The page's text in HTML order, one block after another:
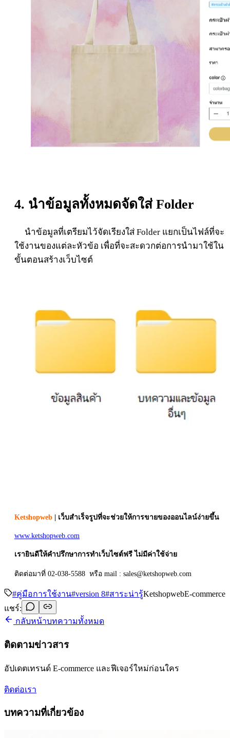
4. นำข้อมูลทั้งหมดจัดใส่ Folder
นำข้อมูลที่เตรียมไว้จัดเรียงใส่ Folder แยกเป็นไฟล์ที่จะ
ใช้งานของแต่ละหัวข้อ เพื่อที่จะสะดวกต่อการนำมาใช้ใน
ขั้นตอนสร้างเว็บไซต์
Ketshopweb | เว็บสำเร็จรูปที่จะช่วยให้การขายของออนไลน์ง่ายขึ้น
www.ketshopweb.com
เรายินดีให้คำปรึกษาการทำเว็บไซต์ฟรี ไม่มีค่าใช้จ่าย
ติดต่อมาที่ 02-038-5588 หรือ mail : sales@ketshopweb.com
#คู่มือการใช้งาน#version 8#สาระน่ารู้KetshopwebE-commerce
แชร์:
กลับหน้าบทความทั้งหมด
ติดตามข่าวสาร
อัปเดตเทรนด์ E-commerce และฟีเจอร์ใหม่ก่อนใคร
ติดต่อเรา
บทความที่เกี่ยวข้อง